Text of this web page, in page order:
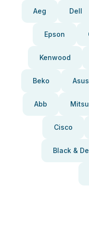
Aeg Dell
Epson
Kenwood
Beko Asus
Abb
Cisco
Black &